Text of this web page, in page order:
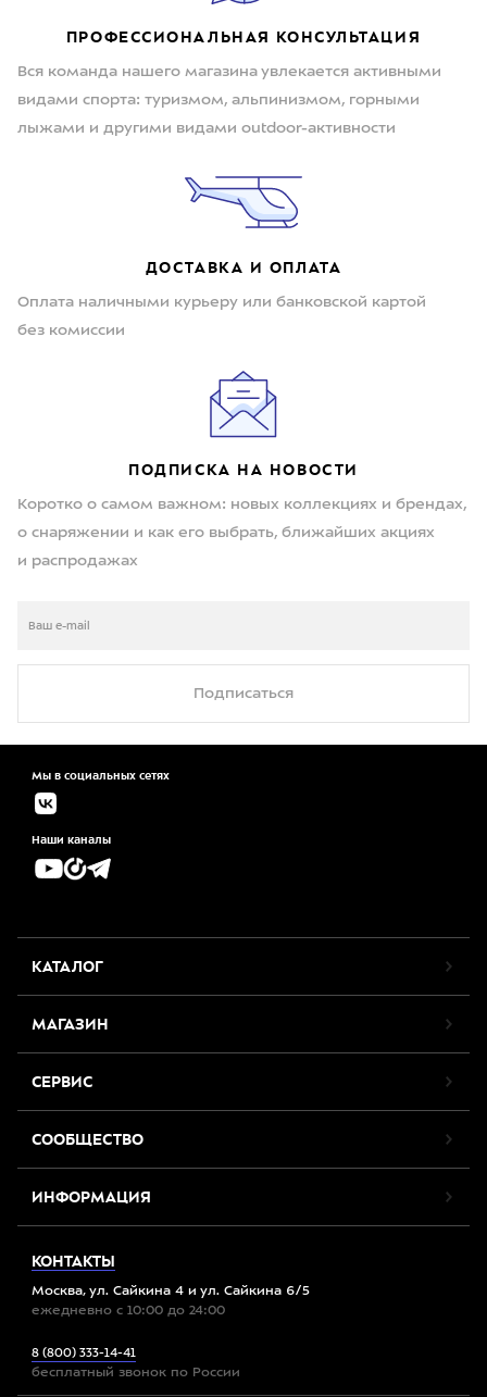
ПРОФЕССИОНАЛЬНАЯ КОНСУЛЬТАЦИЯ
Вся команда нашего магазина увлекается активными
видами спорта: туризмом, альпинизмом, горными
лыжами и другими видами outdoor-активности
ДОСТАВКА И ОПЛАТА
Оплата наличными курьеру или банковской картой
без комиссии
ПОДПИСКА НА НОВОСТИ
Коротко о самом важном: новых коллекциях и брендах,
о снаряжении и как его выбрать, ближайших акциях
и распродажах
Подписаться
Мы в социальных сетях
Наши каналы
КАТАЛОГ
МАГАЗИН
СЕРВИС
СООБЩЕСТВО
ИНФОРМАЦИЯ
КОНТАКТЫ
Москва, ул. Сайкина 4 и ул. Сайкина 6/5
ежедневно с 10:00 до 24:00
8 (800) 333-14-41
бесплатный звонок по России